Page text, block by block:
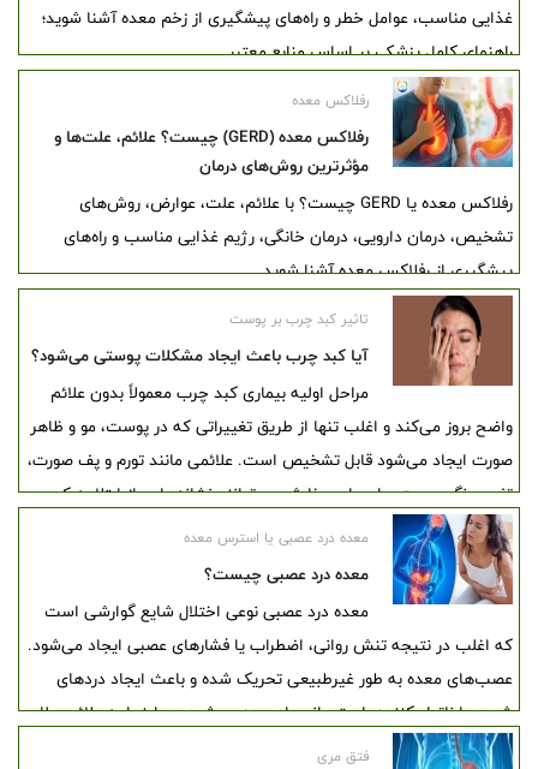
غذایی مناسب، عوامل خطر و راه‌های پیشگیری از زخم معده آشنا شوید؛
راهنمای کامل پزشکی بر اساس منابع معتبر.
رفلاکس معده
رفلاکس معده (GERD) چیست؟ علائم، علت‌ها و
مؤثرترین روش‌های درمان
رفلاکس معده یا GERD چیست؟ با علائم، علت، عوارض، روش‌های
تشخیص، درمان دارویی، درمان خانگی، رژیم غذایی مناسب و راه‌های
پیشگیری از رفلاکس معده آشنا شوید.
تاثیر کبد چرب بر پوست
آیا کبد چرب باعث ایجاد مشکلات پوستی می‌شود؟
مراحل اولیه بیماری کبد چرب معمولاً بدون علائم
واضح بروز می‌کند و اغلب تنها از طریق تغییراتی که در پوست، مو و ظاهر
صورت ایجاد می‌شود قابل تشخیص است. علائمی مانند تورم و پف صورت،
تغییر رنگ پوست و احساس خارش می‌توانند نشانه‌هایی از ابتلا به کبد
چرب باشند. علاوه بر این، سفید شدن زودرس موها و ریزش مو نیز از
عوارض شایع این بیماری به شمار می‌آیند. نکته مثبت این است که با
رعایت نکات پیشگیرانه می‌توان از بروز کبد چرب و تأثیرات منفی آن بر
سلامت پوست و مو جلوگیری کرد. بنابراین، در صورتی که تغییرات
غیرمعمولی در پوست یا موی خود مشاهده می‌کنید و علت آن برای شما
نامشخص است، مطالعه این مقاله می‌تواند به شناخت بهتر این بیماری و
راهکارهای مقابله با آن کمک کند.
معده درد عصبی یا استرس معده
معده درد عصبی چیست؟
معده درد عصبی نوعی اختلال شایع گوارشی است
که اغلب در نتیجه تنش روانی، اضطراب یا فشارهای عصبی ایجاد می‌شود.
عصب‌های معده به‌ طور غیرطبیعی تحریک شده و باعث ایجاد دردهای
شدید یا ناتوان‌کننده یا حتی انسداد روده می‌شود. در اینجا به علائم، علل،
تشخیص و درمان این اختلال گوارشی می پردازیم.
فتق مری